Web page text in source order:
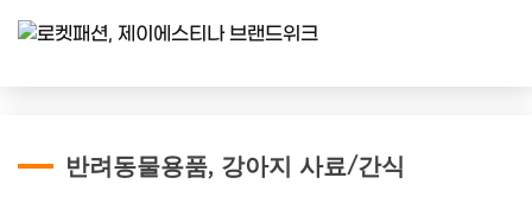
반려동물용품, 강아지 사료/간식